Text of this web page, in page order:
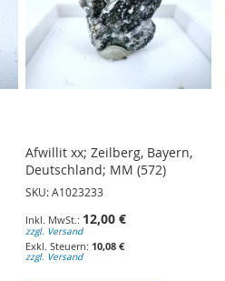
Afwillit xx; Zeilberg, Bayern,
Deutschland; MM (572)
SKU: A1023233
12,00 €
zzgl. Versand
10,08 €
zzgl. Versand